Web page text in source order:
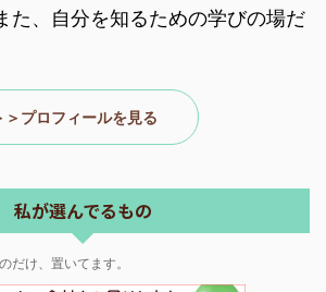
た、自分を知るための学びの場だ
＞プロフィールを見る
私が選んでるもの
だけ、置いてます。